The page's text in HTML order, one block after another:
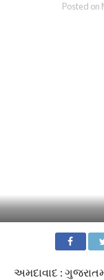
Posted on
અમદાવાદ :